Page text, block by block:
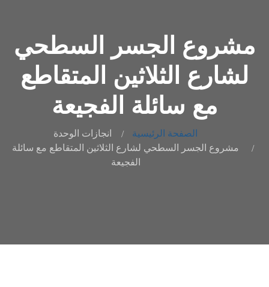
مشروع الجسر السطحي
لشارع الثلاثين المتقاطع
مع سائلة الفجيعة
الصفحة الرئيسية
انجازات الوحدة
مشروع الجسر السطحي لشارع الثلاثين المتقاطع مع سائلة
الفجيعة